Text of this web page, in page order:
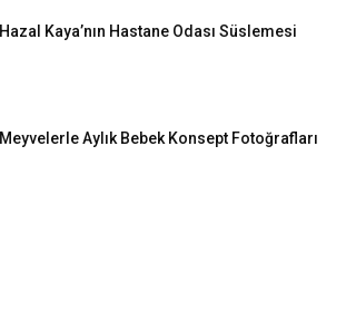
Hazal Kaya’nın Hastane Odası Süslemesi
Meyvelerle Aylık Bebek Konsept Fotoğrafları